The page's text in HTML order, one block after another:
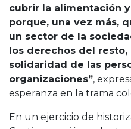
cubrir la alimentación
porque, una vez más,
un sector de la
los derechos del resto,
solidaridad de las
organizaciones”,
esperanza en la trama
En un ejercicio de